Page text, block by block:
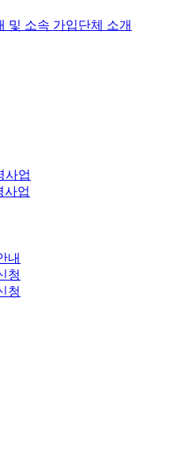
및 소속 가입단체 소개
사업
사업
내
청
청